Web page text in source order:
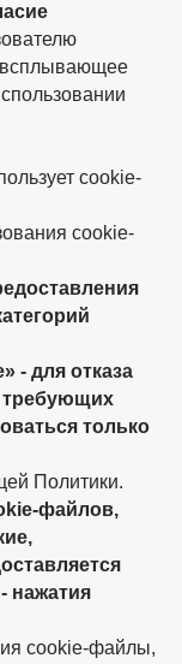
cookie-
cookie-
- для отказа
требующих
только
Политики.
файлов,
нажатия
cookie-файлы,